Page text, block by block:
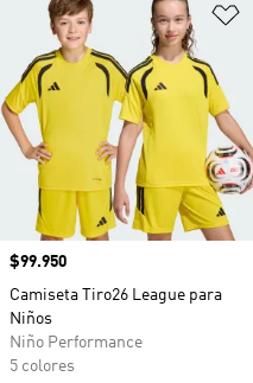
Precio
$99.950
Camiseta Tiro26 League para
Niños
Niño Performance
5 colores